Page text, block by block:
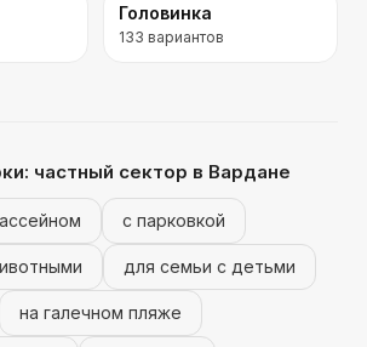
Головинка
133 вариантов
частный сектор в Вардане
с парковкой
для семьи с детьми
на галечном пляже